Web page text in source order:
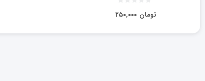
۲۵۰,۰۰۰ تومان